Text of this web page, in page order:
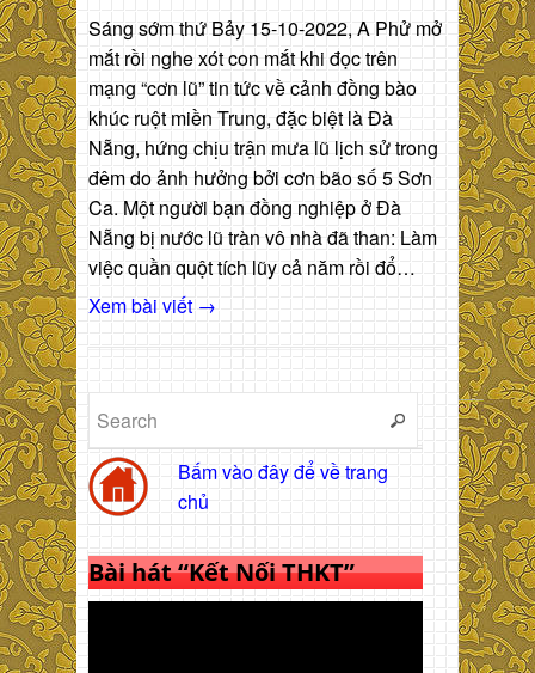
Sáng sớm thứ Bảy 15-10-2022, A Phử mở
mắt rồi nghe xót con mắt khi đọc trên
mạng “cơn lũ” tin tức về cảnh đồng bào
khúc ruột miền Trung, đặc biệt là Đà
Nẵng, hứng chịu trận mưa lũ lịch sử trong
đêm do ảnh hưởng bởi cơn bão số 5 Sơn
Ca. Một người bạn đồng nghiệp ở Đà
Nẵng bị nước lũ tràn vô nhà đã than: Làm
việc quần quột tích lũy cả năm rồi đổ…
Xem bài viết →
Bấm vào đây để về trang
chủ
Bài hát “Kết Nối THKT”